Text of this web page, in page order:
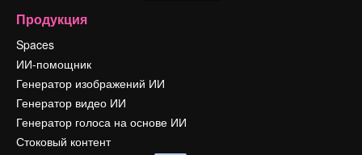
Продукция
Spaces
ИИ-помощник
Генератор изображений ИИ
Генератор видео ИИ
Генератор голоса на основе ИИ
Стоковый контент